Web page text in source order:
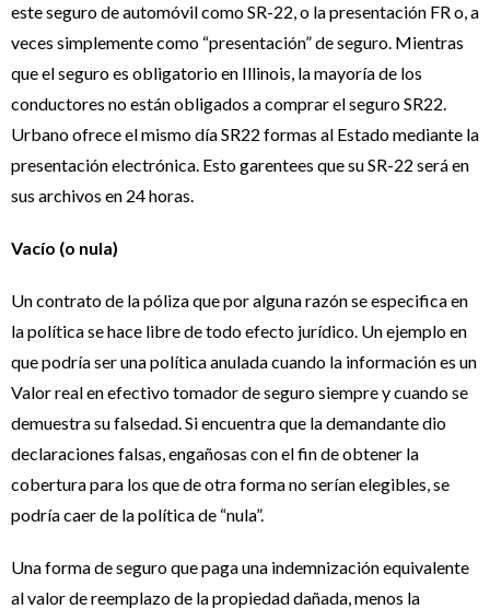
este seguro de automóvil como SR-22, o la presentación FR o, a
veces simplemente como “presentación” de seguro. Mientras
que el seguro es obligatorio en Illinois, la mayoría de los
conductores no están obligados a comprar el seguro SR22.
Urbano ofrece el mismo día SR22 formas al Estado mediante la
presentación electrónica. Esto garentees que su SR-22 será en
sus archivos en 24 horas.
Vacío (o nula)
Un contrato de la póliza que por alguna razón se especifica en
la política se hace libre de todo efecto jurídico. Un ejemplo en
que podría ser una política anulada cuando la información es un
Valor real en efectivo tomador de seguro siempre y cuando se
demuestra su falsedad. Si encuentra que la demandante dio
declaraciones falsas, engañosas con el fin de obtener la
cobertura para los que de otra forma no serían elegibles, se
podría caer de la política de “nula”.
Una forma de seguro que paga una indemnización equivalente
al valor de reemplazo de la propiedad dañada, menos la